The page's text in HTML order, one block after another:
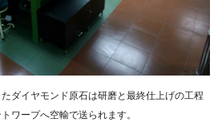
ダイヤモンド原石は研磨と最終仕上げの工程
ワープへ空輸で送られます。